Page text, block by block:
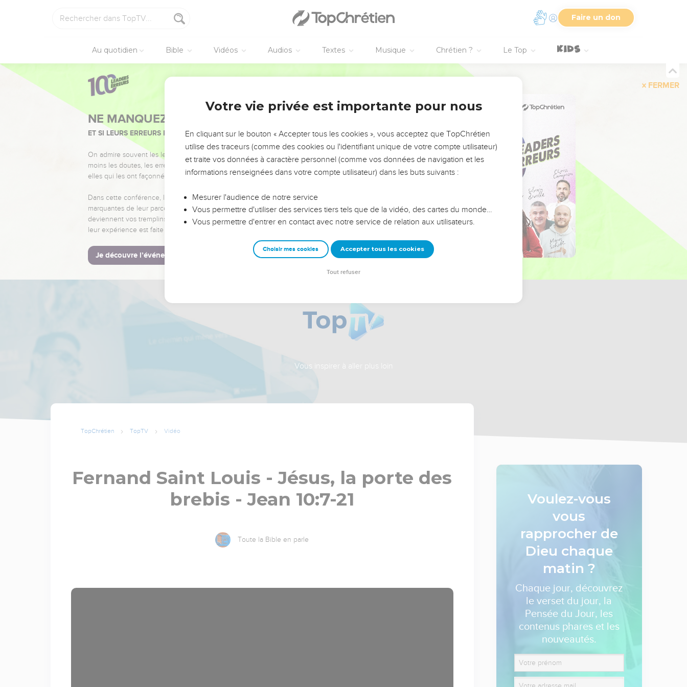
Faire un don
Au quotidien Bible Vidéos Audios Textes Musique Chrétien ? Le Top
FERMER
NE MANQUEZ PAS L’ÉVÉNEMENT DE L’ANNÉE !
ET SI LEURS ERREURS POUVAIENT VOUS ÉVITER LES VOTRES ?
On admire souvent les leaders pour leurs réussites, leur impact, leur foi ou leur vision. Mais on voit
moins les doutes, les erreurs et les saisons difficiles qu'ils ont traversés, alors même que ce sont
elles qui les ont façonnés.
Dans cette conférence, leaders, entrepreneurs, et responsables reviennent sur les erreurs
marquantes de leur parcours et les clés pour avancer avec plus de sagesse afin que leurs erreurs
deviennent vos tremplins. Que vous guidiez un ministère, une équipe, un groupe ou une famille,
leur expérience est faite pour vous.
Je découvre l’événement
Vous inspirer à aller plus loin
TopChrétien TopTV Vidéo
Fernand Saint Louis - Jésus, la porte des
brebis - Jean 10:7-21
Toute la Bible en parle
Voulez-vous
vous
rapprocher de
Dieu chaque
matin ?
Chaque jour, découvrez
le verset du jour, la
Pensée du Jour, les
contenus phares et les
nouveautés.
Votre vie privée est importante pour nous
En cliquant sur le bouton « Accepter tous les cookies », vous acceptez que TopChrétien
utilise des traceurs (comme des cookies ou l'identifiant unique de votre compte utilisateur)
et traite vos données à caractère personnel (comme vos données de navigation et les
informations renseignées dans votre compte utilisateur) dans les buts suivants :
Mesurer l'audience de notre service
Vous permettre d'utiliser des services tiers tels que de la vidéo, des cartes du monde…
Vous permettre d'entrer en contact avec notre service de relation aux utilisateurs.
Choisir mes cookies Accepter tous les cookies
Tout refuser